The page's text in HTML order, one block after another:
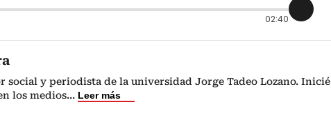
02:40
social y periodista de la universidad Jorge Tadeo Lozano. Inicié
los medios... Leer más